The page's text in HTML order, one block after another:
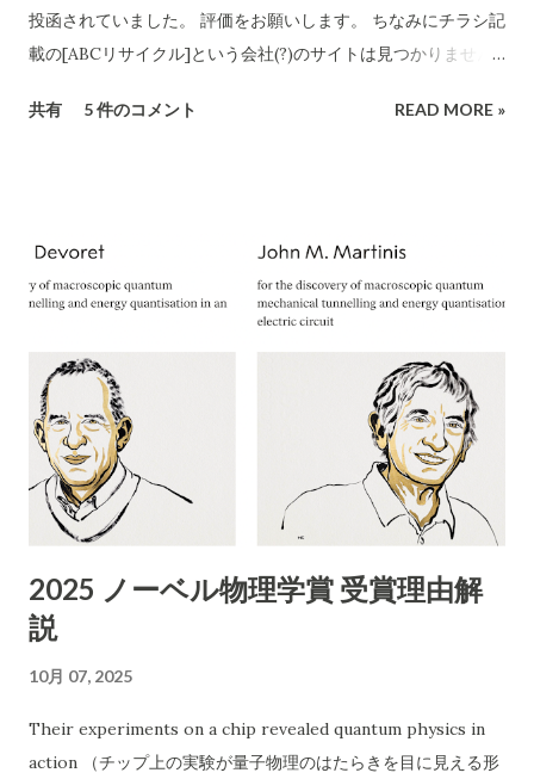
の住所と一致している場合、一見すると所在地に関しては正式
な企業情報と合致していると言えます。 しかし、連絡先情報に
してメールアドレスのみを掲載しており、電話番号は公開され
く名古屋（052）エリアの番号です。実際に「052-355...
投函されていました。 評価をお願いします。 ちなみにチラシ記
載の[ABCリサイクル]という会社(?)のサイトは見つかりません
https://www.city.tokorozawa.saitama.jp/kurashi/gomi/shi
には所沢市の「一般廃棄物処理業」の許可が必要です。 「産業
廃棄物処理業」や 「古物商」の許可では回収できません。
ChatGPT まえださん、画像ありがとうございます。このよう
な「不用品無料出張回収」のチラシについて、詳細に評価・ア
ドバイスいたします。 1. 内容の分析 業者名 ：ABCリサイクル
所在地 ：埼玉県所沢市松郷141 許可番号 ：自動車商許可証 第
431090053454号（古物商許可証） 連絡先 ：携帯番号のみ
（090-4713-2580） 受付時間 ：8:00〜18:00 チラシの訴求点
「無料回収」「当日でもOK」「幅広い品目」「遺品整理、引越
作業可能などと記載 2. 危険性・リスク評価 1）「無料」表記の
ワナ 実際に依頼すると「無料では回収できない」「特定品目は
料回収」と言いながら、現場で高額請求する 悪質な業者も存在
します。 2）連絡先が「携帯電話番号のみ」 一般的な法人や信
頼できる事業者であれば「固定電話」や「会社ホームページ」
共有 5 件のコメント READ MORE »
2025 ノーベル物理学賞 受賞理由解
説
10月 07, 2025
Their experiments on a chip revealed quantum physics in
action （チップ上の実験が量子物理のはたらきを目に見える形